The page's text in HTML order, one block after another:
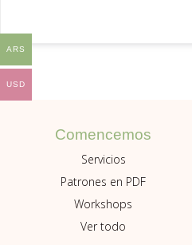
Comencemos
Servicios
Patrones en PDF
Workshops
Ver todo
ARS
USD